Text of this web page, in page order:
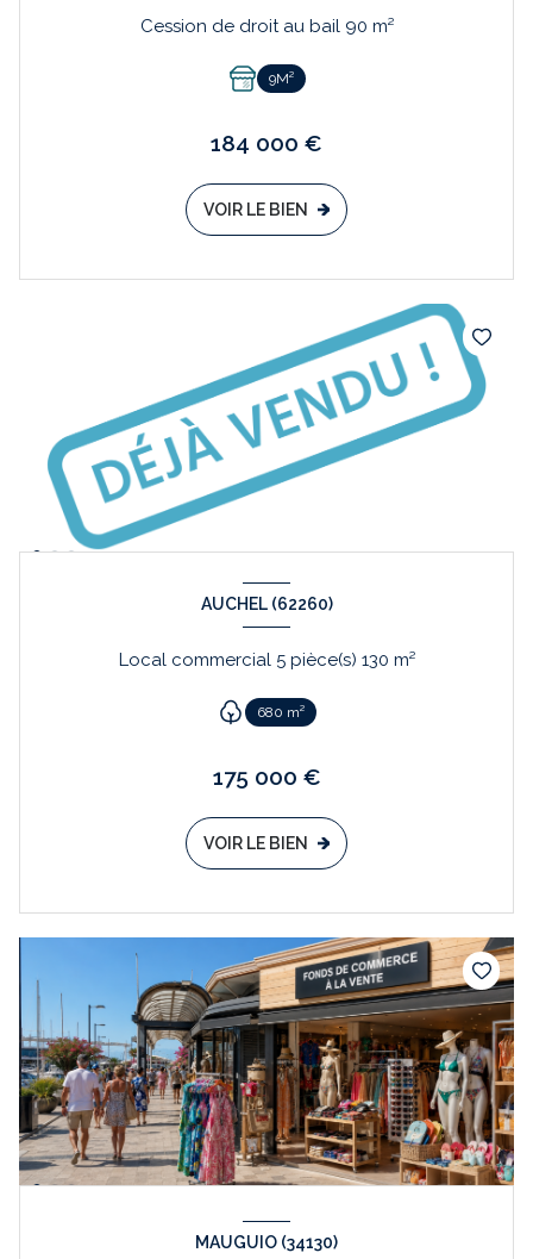
Cession de droit au bail 90 m²
9M²
184 000 €
VOIR LE BIEN
AUCHEL (62260)
Local commercial 5 pièce(s) 130 m²
680 m²
175 000 €
VOIR LE BIEN
MAUGUIO (34130)